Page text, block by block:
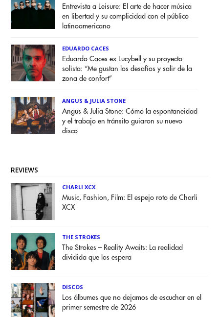
Entrevista a Leisure: El arte de hacer música
en libertad y su complicidad con el público
latinoamericano
EDUARDO CACES
Eduardo Caces ex Lucybell y su proyecto
solista: “Me gustan los desafíos y salir de la
zona de confort”
ANGUS & JULIA STONE
Angus & Julia Stone: Cómo la espontaneidad
y el trabajo en tránsito guiaron su nuevo
disco
REVIEWS
CHARLI XCX
Music, Fashion, Film: El espejo roto de Charli
XCX
THE STROKES
The Strokes – Reality Awaits: La realidad
dividida que los espera
DISCOS
Los álbumes que no dejamos de escuchar en el
primer semestre de 2026